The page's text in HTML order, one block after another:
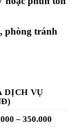
phòng tránh
DỊCH VỤ
– 350.000